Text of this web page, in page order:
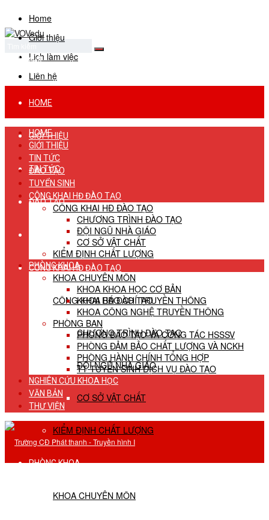
Home
Giới thiệu
Lịch làm việc
Liên hệ
No Result
View All Result
HOME
GIỚI THIỆU
TIN TỨC
ĐÀO TẠO
TUYỂN SINH
CÔNG KHAI HĐ ĐÀO TẠO
CÔNG KHAI HĐ ĐÀO TẠO
CHƯƠNG TRÌNH ĐÀO TẠO
ĐỘI NGŨ NHÀ GIÁO
CƠ SỞ VẬT CHẤT
KIỂM ĐỊNH CHẤT LƯỢNG
PHÒNG KHOA
KHOA CHUYÊN MÔN
HOME
GIỚI THIỆU
TIN TỨC
ĐÀO TẠO
TUYỂN SINH
CÔNG KHAI HĐ ĐÀO TẠO
CÔNG KHAI HĐ ĐÀO TẠO
CHƯƠNG TRÌNH ĐÀO TẠO
ĐỘI NGŨ NHÀ GIÁO
CƠ SỞ VẬT CHẤT
KIỂM ĐỊNH CHẤT LƯỢNG
PHÒNG KHOA
KHOA CHUYÊN MÔN
KHOA KHOA HỌC CƠ BẢN
KHOA BÁO CHÍ TRUYỀN THÔNG
KHOA CÔNG NGHỆ TRUYỀN THÔNG
PHÒNG BAN
PHÒNG ĐÀO TẠO VÀ CÔNG TÁC HSSSV
PHÒNG ĐẢM BẢO CHẤT LƯỢNG VÀ NCKH
PHÒNG HÀNH CHÍNH TỔNG HỢP
TT TUYỂN SINH DỊCH VỤ ĐÀO TẠO
NGHIÊN CỨU KHOA HỌC
VĂN BẢN
THƯ VIỆN